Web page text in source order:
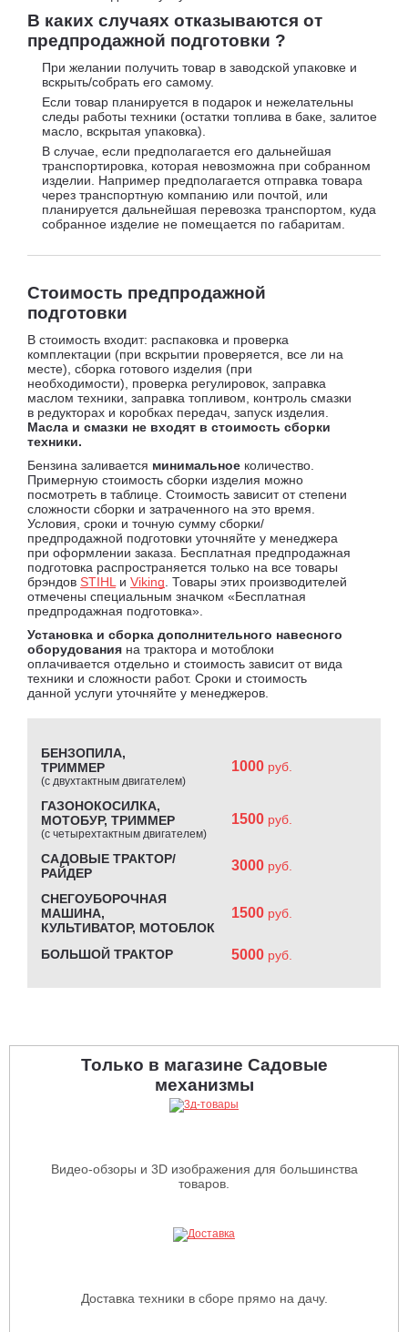
В каких случаях отказываются от
предпродажной подготовки ?
При желании получить товар в заводской упаковке и
вскрыть/собрать его самому.
Если товар планируется в подарок и нежелательны
следы работы техники (остатки топлива в баке, залитое
масло, вскрытая упаковка).
В случае, если предполагается его дальнейшая
транспортировка, которая невозможна при собранном
изделии. Например предполагается отправка товара
через транспортную компанию или почтой, или
планируется дальнейшая перевозка транспортом, куда
собранное изделие не помещается по габаритам.
Стоимость предпродажной
подготовки
В стоимость входит: распаковка и проверка
комплектации (при вскрытии проверяется, все ли на
месте), сборка готового изделия (при
необходимости), проверка регулировок, заправка
маслом техники, заправка топливом, контроль смазки
в редукторах и коробках передач, запуск изделия.
Масла и смазки не входят в стоимость сборки
техники.
Бензина заливается минимальное количество.
Примерную стоимость сборки изделия можно
посмотреть в таблице. Стоимость зависит от степени
сложности сборки и затраченного на это время.
Условия, сроки и точную сумму сборки/
предпродажной подготовки уточняйте у менеджера
при оформлении заказа. Бесплатная предпродажная
подготовка распространяется только на все товары
брэндов STIHL и Viking . Товары этих производителей
отмечены специальным значком «Бесплатная
предпродажная подготовка».
Установка и сборка дополнительного навесного
оборудования на трактора и мотоблоки
оплачивается отдельно и стоимость зависит от вида
техники и сложности работ. Сроки и стоимость
данной услуги уточняйте у менеджеров.
БЕНЗОПИЛА,
ТРИММЕР
(с двухтактным двигателем)
1000 руб.
ГАЗОНОКОСИЛКА,
МОТОБУР, ТРИММЕР
(с четырехтактным двигателем)
1500 руб.
САДОВЫЕ ТРАКТОР/
РАЙДЕР
3000 руб.
СНЕГОУБОРОЧНАЯ
МАШИНА,
КУЛЬТИВАТОР, МОТОБЛОК
1500 руб.
БОЛЬШОЙ ТРАКТОР 5000 руб.
Только в магазине Садовые
механизмы
Видео-обзоры и 3D изображения для большинства
товаров.
Доставка техники в сборе прямо на дачу.